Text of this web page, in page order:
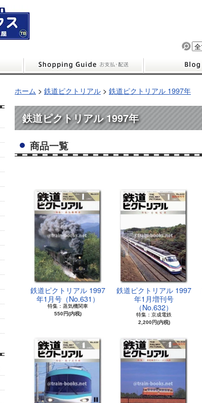
ホーム > 鉄道ピクトリアル > 鉄道ピクトリアル 1997年
鉄道ピクトリアル 1997年
商品一覧
鉄道ピクトリアル 1997
年1月号（No.631）
特集：蒸気機関車
550円(内税)
鉄道ピクトリアル 1997
年1月増刊号
（No.632）
特集：京成電鉄
2,200円(内税)